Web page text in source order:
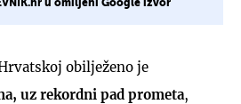
u omiljeni Google izvor
obilježeno je
uz rekordni pad prometa,